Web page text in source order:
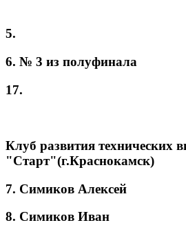
5.
6. № 3 из полуфинала
17.
Клуб развития технических
"Старт"(г.Краснокамск)
7. Симиков Алексей
8. Симиков Иван